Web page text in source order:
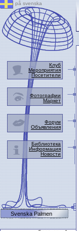
på svenska
Клуб
Мероприятия
Посетители
Фотографии
Маркет
Форум
Объявления
Библиотека
Информация
Новости
Svenska Palmen